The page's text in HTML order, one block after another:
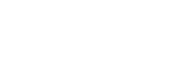
of these problems and suggest